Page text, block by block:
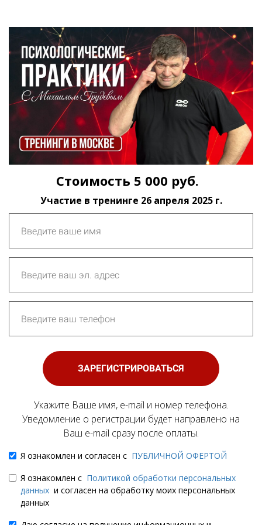
Стоимость 5 000 руб.
Участие в тренинге 26 апреля 2025 г.
ЗАРЕГИСТРИРОВАТЬСЯ
Укажите Ваше имя, e-mail и номер телефона.
Уведомление о регистрации будет направлено на
Ваш e-mail сразу после оплаты.
Я ознакомлен и согласен с ПУБЛИЧНОЙ ОФЕРТОЙ
Я ознакомлен с Политикой обработки персональных
данных и согласен на обработку моих персональных
данных